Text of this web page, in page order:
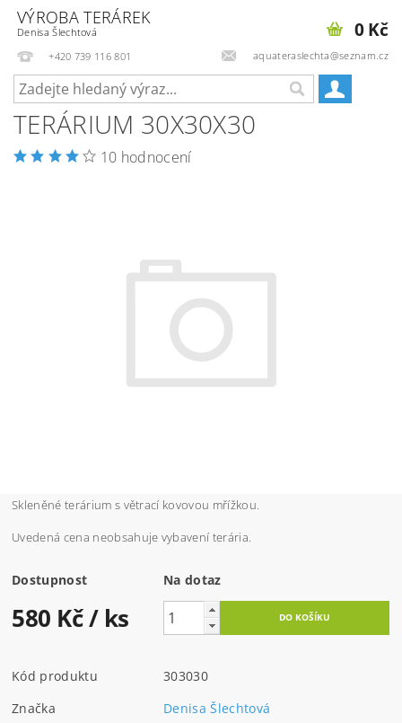
VÝROBA TERÁREK
Denisa Šlechtová
+420 739 116 801
aquateraslechta@seznam.cz
0 Kč
TERÁRIUM 30X30X30
10 hodnocení
Skleněné terárium s větrací kovovou mřížkou.
Uvedená cena neobsahuje vybavení terária.
Dostupnost Na dotaz
580 Kč/ ks
Kód produktu
303030
Značka
Denisa Šlechtová